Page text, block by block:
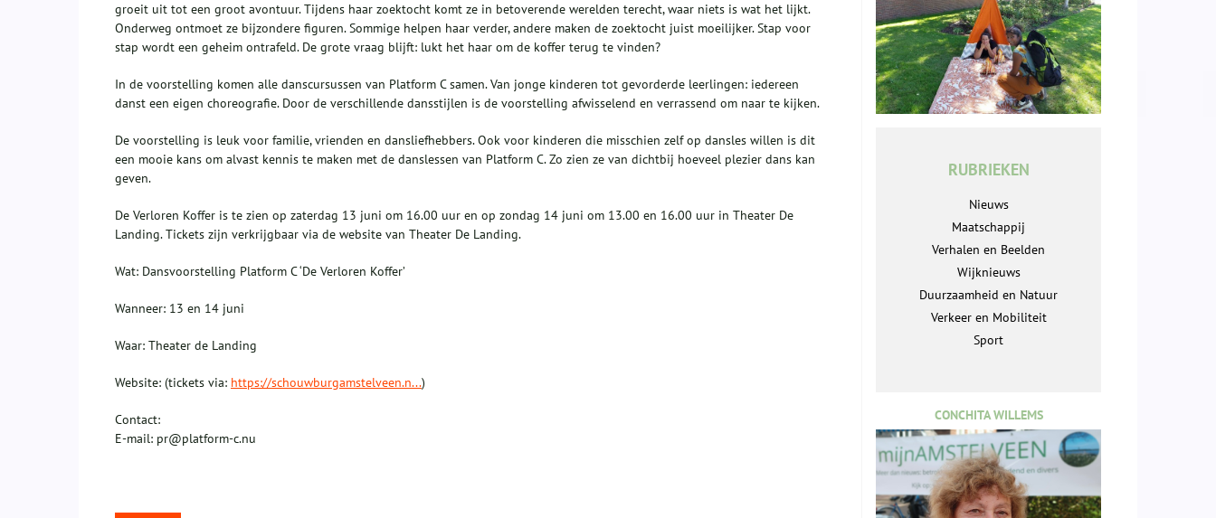
groeit uit tot een groot avontuur. Tijdens haar zoektocht komt ze in betoverende werelden terecht, waar niets is wat het lijkt.
Onderweg ontmoet ze bijzondere figuren. Sommige helpen haar verder, andere maken de zoektocht juist moeilijker. Stap voor
stap wordt een geheim ontrafeld. De grote vraag blijft: lukt het haar om de koffer terug te vinden?
In de voorstelling komen alle danscursussen van Platform C samen. Van jonge kinderen tot gevorderde leerlingen: iedereen
danst een eigen choreografie. Door de verschillende dansstijlen is de voorstelling afwisselend en verrassend om naar te kijken.
De voorstelling is leuk voor familie, vrienden en dansliefhebbers. Ook voor kinderen die misschien zelf op dansles willen is dit
een mooie kans om alvast kennis te maken met de danslessen van Platform C. Zo zien ze van dichtbij hoeveel plezier dans kan
geven.
De Verloren Koffer is te zien op zaterdag 13 juni om 16.00 uur en op zondag 14 juni om 13.00 en 16.00 uur in Theater De
Landing. Tickets zijn verkrijgbaar via de website van Theater De Landing.
Wat: Dansvoorstelling Platform C ‘De Verloren Koffer’
Wanneer: 13 en 14 juni
Waar: Theater de Landing
Website: (tickets via: https://schouwburgamstelveen.n...)
Contact:
E-mail: pr@platform-c.nu
RUBRIEKEN
Nieuws
Maatschappij
Verhalen en Beelden
Wijknieuws
Duurzaamheid en Natuur
Verkeer en Mobiliteit
Sport
CONCHITA WILLEMS